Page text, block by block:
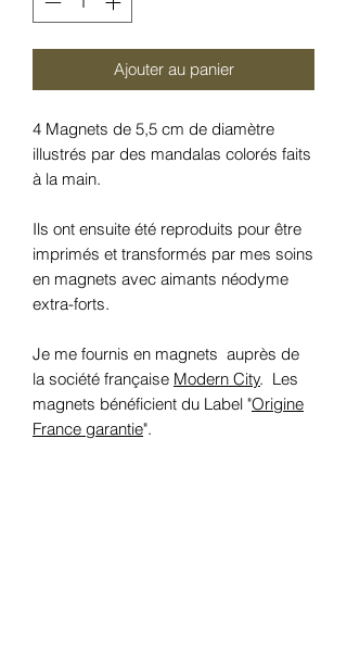
Ajouter au panier
4 Magnets de 5,5 cm de diamètre
illustrés par des mandalas colorés faits
à la main.
Ils ont ensuite été reproduits pour être
imprimés et transformés par mes soins
en magnets avec aimants néodyme
extra-forts.
Je me fournis en magnets auprès de
la société française Modern City. Les
magnets bénéficient du Label "Origine
France garantie".